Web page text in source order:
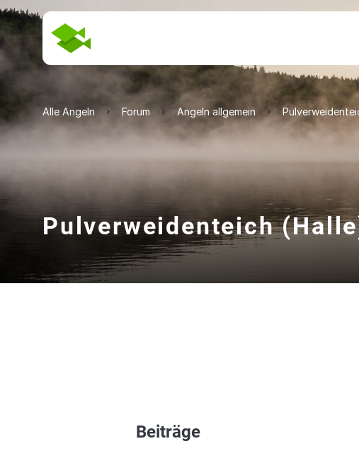
Alle Angeln Forum Angeln allgemein
Pulverweidenteich
Beiträge